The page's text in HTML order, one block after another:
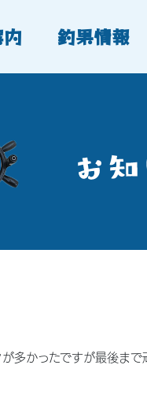
釣果情報
多かったですが最後ま